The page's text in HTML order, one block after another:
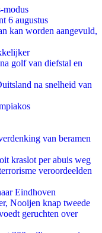
modus
6 augustus
kan worden aangevuld,
golf van diefstal en
na snelheid van
van beramen
kraslot per abuis weg
veroordeelden
Eindhoven
Nooijen knap tweede
geruchten over